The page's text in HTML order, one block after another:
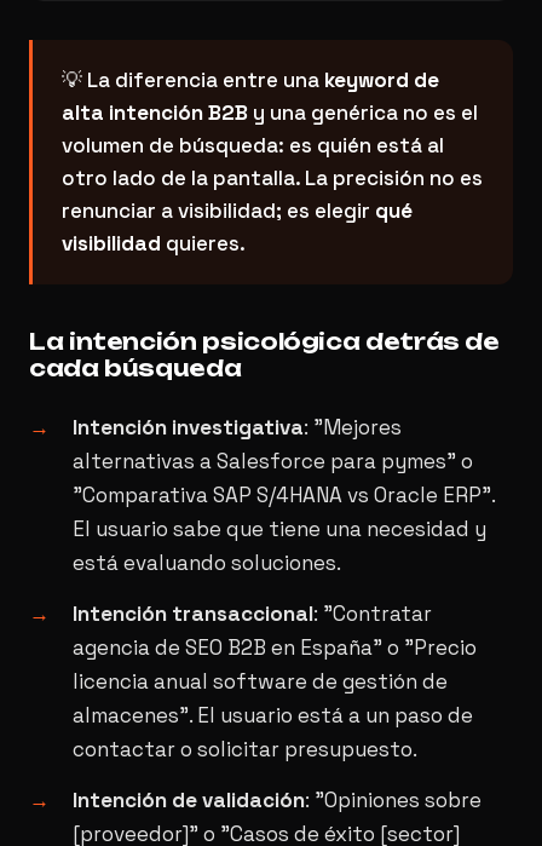
💡 La diferencia entre una keyword de
alta intención B2B y una genérica no es el
volumen de búsqueda: es quién está al
otro lado de la pantalla. La precisión no es
renunciar a visibilidad; es elegir qué
visibilidad quieres.
La intención psicológica detrás de
cada búsqueda
Intención investigativa: "Mejores
alternativas a Salesforce para pymes" o
"Comparativa SAP S/4HANA vs Oracle ERP".
El usuario sabe que tiene una necesidad y
está evaluando soluciones.
Intención transaccional: "Contratar
agencia de SEO B2B en España" o "Precio
licencia anual software de gestión de
almacenes". El usuario está a un paso de
contactar o solicitar presupuesto.
Intención de validación: "Opiniones sobre
[proveedor]" o "Casos de éxito [sector]